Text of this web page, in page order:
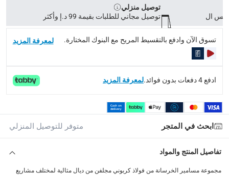
الاستلام من المتجر عبر خدمة “انقر واستلم” لمنتجات
returns
إمكانية إرجاع المنتجات المؤهلة مجاناً خلال 30 يوماً.
What's in the Box
1 مجموعة مسامير خرسانة فولاذ كربوني مجلفن ديال (2.5 × 25 ملم، 1 كجم)
توصيل منزلي
توصيل مجاني للطلبات بقيمة 99 د.إ وأكثر
تسوق الآن وادفع بالتقسيط المريح مع البنوك المختارة. لمعرفة المزيد
ادفع 4 دفعات بدون فوائد. لمعرفة المزيد
ابحث في المتجر متوفر للتوصيل المنزلي
تفاصيل المنتج والمواد
مجموعة مسامير الخرسانة من فولاذ كربوني مجلفن من ديال مثالية لمختلف مشاريع